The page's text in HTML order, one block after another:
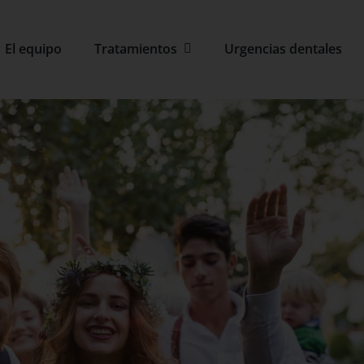
El equipo Tratamientos Urgencias dentales